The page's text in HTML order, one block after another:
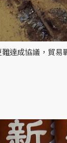
達成協議，貿